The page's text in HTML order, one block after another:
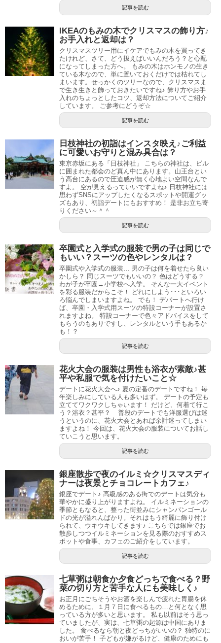
記事を読む
IKEAのもみの木でクリスマスの飾り方♪
お手入れと返却は？
クリスマスツリー用にイケアでもみの木を買ってき
たけれど、さて、どう扱えばいいんだろう？と心配
になってしまった方へ。 もみの木はホンモノの生き
ている木なので、単に置いておくだけでは枯れてし
まいます。せっかくのツリーなので、クリスマスま
で生き生きと飾っておきたいですね♪ 飾り方やお手
入れのちょっとしたコツ、返却方法についてご紹介
しています。 ご参考にどうぞ☆
記事を読む
日枝神社の初詣はインスタ映え♪ご利益
に可愛いお守りと混み具合は？
東京赤坂にある「日枝神社」 こちらの神社は、ビル
に囲まれた都会のど真ん中にあります。山王台とい
う高台にあるので圧迫感が無く心地よい空間なんで
すよ。 空が見えるっていいですよね♪ 日枝神社には
思わずSNSにアップしたくなるスポットや開運グッ
ズもあり、初詣デートにもおすすめ！ 是非お立ち寄
りください～＾＾
記事を読む
卒園式と入学式の服装で男の子は同じで
もいい？スーツの色やレンタルは？
卒園式や入学式の服装… 男の子は何を着せたら良い
かしら？ 同じスーツでもいいの？ 色はどうする？
わが子が卒園→小学校へ入学。 そんな一大イベント
を彩る服装だからこそ！ どれにしよう･･･といろい
ろ悩んでしまいますよね。 でも！ デパートへ行け
ば、卒園・入学式用スーツの特設コーナーが設置さ
れますよね。 特設コーナーで色々アドバイスをして
もらうのもありですし、レンタルという手もあるか
も！？
記事を読む
花火大会の服装は男性も浴衣が素敵♪甚
平や私服で気を付けたいこと☆
デートに花火大会へ♪ 夏の定番のデートですね！ 毎
年楽しみにしている人も多いはず。 デートの予定も
立ててワクワクしちゃいます！ だけど、何着て行こ
う？浴衣？甚平？ 普段のデートでも洋服選びは迷
うというのに、花火大会とあれば余計迷ってしまい
ますよね！ 今回は、花火大会の服装についてお話し
ていこうと思います。
記事を読む
銀座散歩で夜のイルミ☆クリスマスディ
ナーは夜景とチョコレートカフェ♪
銀座でデート♪ 高級感のある街でのデートは気分も
華やかに盛り上がりますよね。 イルミネーションの
季節ともなると、整った街並みにシャンパンゴール
ドの光が溢れんばかり。それはもう綺麗に飾り付け
られて、ウキウキしてきます♪ こちらでは銀座でお
散歩しつつイルミネーションを見る際のおすすめス
ポットや食事、カフェのご紹介をしています。
記事を読む
七草粥は朝食か夕食どっちで食べる？野
菜の切り方と苦手な人にも美味しく♪
お正月にごちそうやお酒を楽しんで疲れた胃腸を休
めるために、１月７日に食べるもの…と何となく思
っている方が多いと思います。 私も以前はそう思っ
ていましたが、実は、七草粥の起源は中国にありま
した。 食べるなら朝と夜どっちがいいの？ 独特のに
おいが苦手！ 子どもが嫌がるけど、健康のためにも